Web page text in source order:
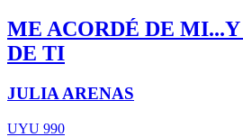
ME ACORDÉ DE
DE TI
JULIA ARENAS
UYU 990